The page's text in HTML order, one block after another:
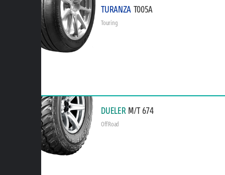
TURANZA T005A
Touring
DUELER M/T 674
Off Road